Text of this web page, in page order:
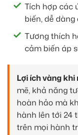
Tích hợp các
biến, dễ
Tương thích
cảm biến áp
Lợi ích vàng khi
mẽ, khả năng
hoàn hảo mà
hành lên tới 24
trên mọi hành